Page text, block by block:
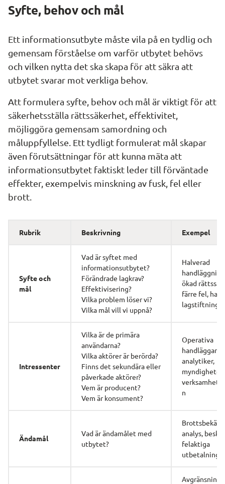
Syfte, behov och mål
Ett informationsutbyte måste vila på en tydlig och
gemensam förståelse om varför utbytet behövs
och vilken nytta det ska skapa för att säkra att
utbytet svarar mot verkliga behov.
Att formulera syfte, behov och mål är viktigt för att
säkerhetsställa rättssäkerhet, effektivitet,
möjliggöra gemensam samordning och
måluppfyllelse. Ett tydligt formulerat mål skapar
även förutsättningar för att kunna mäta att
informationsutbytet faktiskt leder till förväntade
effekter, exempelvis minskning av fusk, fel eller
brott.
Rubrik Beskrivning Exempel
Syfte och
mål
Vad är syftet med
informationsutbytet?
Förändrade lagkrav?
Effektivisering?
Vilka problem löser vi?
Vilka mål vill vi uppnå?
Halverad
ökad
färre fel,
lagstiftning
Intressenter
Vilka är de primära
användarna?
Vilka aktörer är berörda?
Finns det sekundära eller
påverkade aktörer?
Vem är producent?
Vem är konsument?
Operativa
handläggare,
analytiker,
myndigheter,
n
Ändamål
Vad är ändamålet med
utbytet?
analys,
felaktiga
utbetalningar